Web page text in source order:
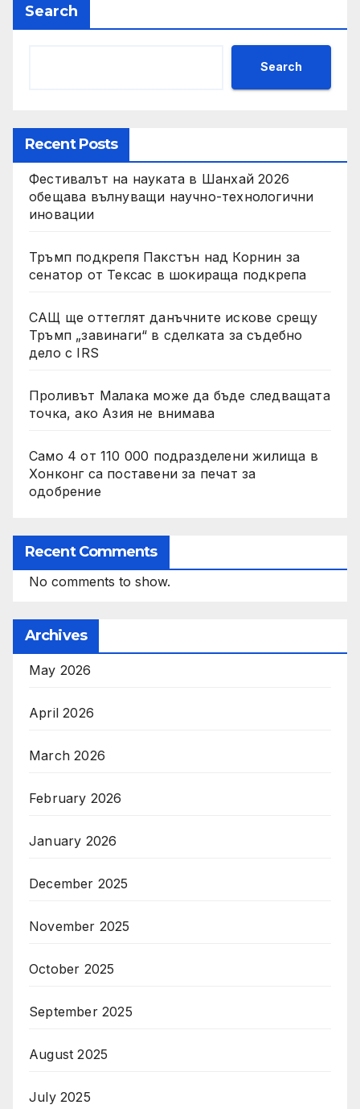
Search
Search
Recent Posts
Фестивалът на науката в Шанхай 2026
обещава вълнуващи научно-технологични
иновации
Тръмп подкрепя Пакстън над Корнин за
сенатор от Тексас в шокираща подкрепа
САЩ ще оттеглят данъчните искове срещу
Тръмп „завинаги“ в сделката за съдебно
дело с IRS
Проливът Малака може да бъде следващата
точка, ако Азия не внимава
Само 4 от 110 000 подразделени жилища в
Хонконг са поставени за печат за
одобрение
Recent Comments
No comments to show.
Archives
May 2026
April 2026
March 2026
February 2026
January 2026
December 2025
November 2025
October 2025
September 2025
August 2025
July 2025